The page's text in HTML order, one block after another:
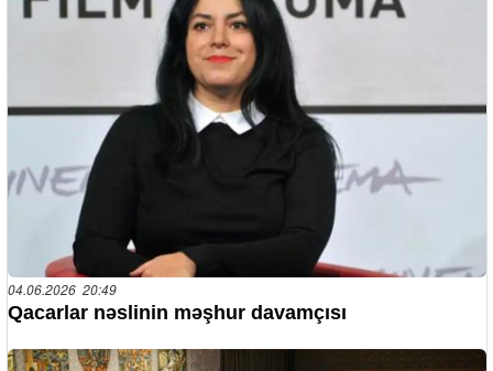
04.06.2026 20:49
Qacarlar nəslinin məşhur davamçısı